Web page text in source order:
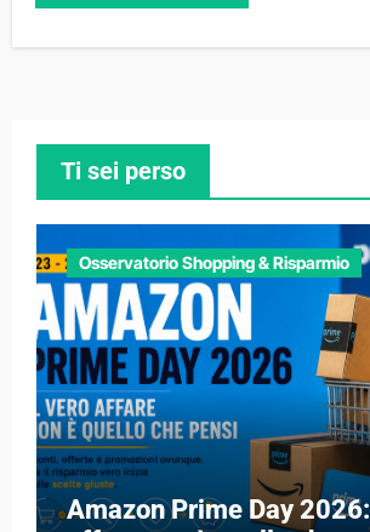
Ti sei perso
Osservatorio Shopping & Risparmio
Amazon Prime Day